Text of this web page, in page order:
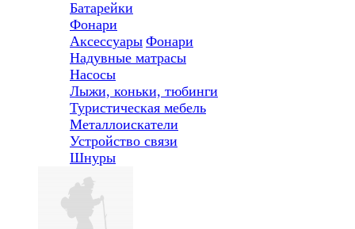
Батарейки
Фонари
Аксессуары Фонари
Надувные матрасы
Насосы
Лыжи, коньки, тюбинги
Туристическая мебель
Металлоискатели
Устройство связи
Шнуры